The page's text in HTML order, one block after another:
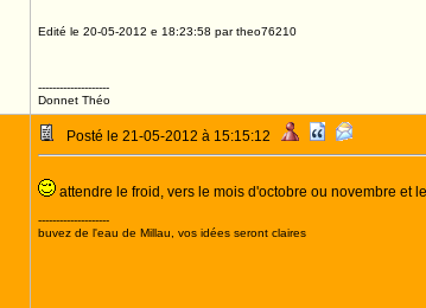
Edité le 20-05-2012 e 18:23:58 par theo76210
--------------------
Donnet Théo
Posté le 21-05-2012 à 15:15:12
attendre le froid, vers le mois d'octobre ou novembre et
--------------------
buvez de l'eau de Millau, vos idées seront claires